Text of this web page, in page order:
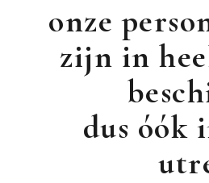
onze
zijn in
dus óók